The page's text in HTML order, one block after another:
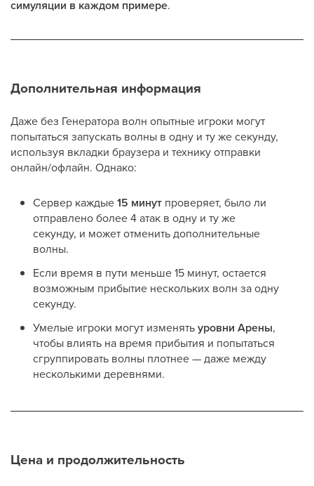
симуляции в каждом примере.
Дополнительная информация
Даже без Генератора волн опытные игроки могут
попытаться запускать волны в одну и ту же секунду,
используя вкладки браузера и технику отправки
онлайн/офлайн. Однако:
Сервер каждые15 минут проверяет, было ли
отправлено более 4 атак в одну и ту же
секунду, и может отменить дополнительные
волны.
Если время в пути меньше 15 минут, остается
возможным прибытие нескольких волн за одну
секунду.
Умелые игроки могут изменятьуровни Арены,
чтобы влиять на время прибытия и попытаться
сгруппировать волны плотнее — даже между
несколькими деревнями.
Цена и продолжительность